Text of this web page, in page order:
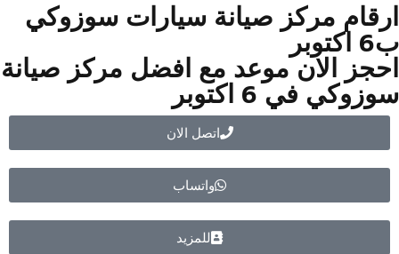
ارقام مركز صيانة سيارات سوزوكي
ب6 اكتوبر
احجز الان موعد مع افضل مركز صيانة
سوزوكي في 6 اكتوبر
اتصل الان
واتساب
للمزيد